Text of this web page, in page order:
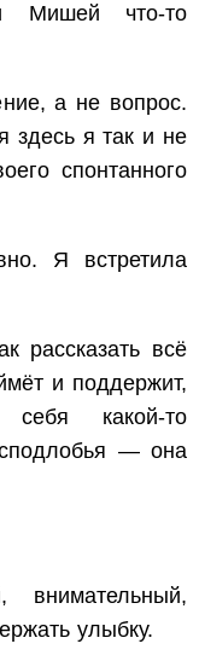
Мишей что-то
а не вопрос.
здесь я так и не
спонтанного
Я встретила
рассказать всё
и поддержит,
какой-то
— она
улыбку.